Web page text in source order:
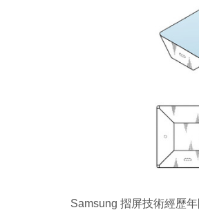
Samsung 摺屏技術經歷